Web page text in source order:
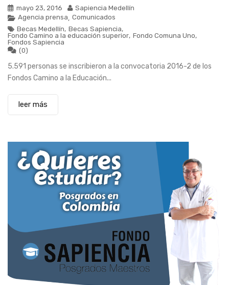
mayo 23, 2016
Sapiencia Medellín
Agencia prensa, Comunicados
Becas Medellín, Becas Sapiencia,
Fondo Camino a la educación superior, Fondo Comuna Uno,
Fondos Sapiencia
(0)
5.591 personas se inscribieron a la convocatoria 2016-2 de los
Fondos Camino a la Educación...
leer más